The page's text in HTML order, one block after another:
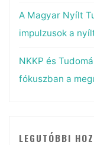
A Magyar Nyílt
impulzusok a
NKKP és
fókuszban a
LEGUTÓBBI